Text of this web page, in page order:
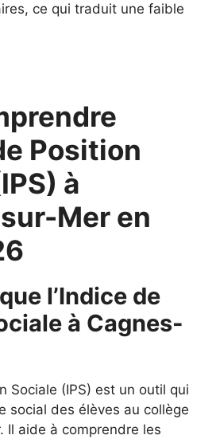
ce qui traduit une faible
Position
à
Mer en
l’Indice de
à Cagnes-
Sociale (IPS) est un outil qui
social des élèves au collège
Il aide à comprendre les